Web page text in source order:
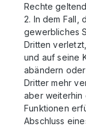
Rechte
2. In dem Fall,
gewerbliches
Dritten
und auf seine
abändern
Dritter mehr
aber weiterhin
Funktionen
Abschluss